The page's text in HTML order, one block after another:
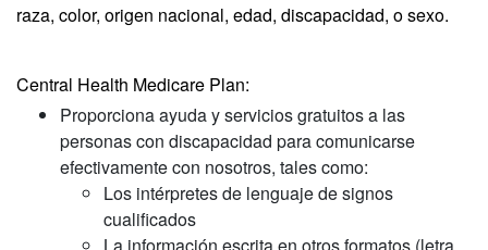
raza, color, origen nacional, edad, discapacidad, o sexo.
Central Health Medicare Plan:
Proporciona ayuda y servicios gratuitos a las
personas con discapacidad para comunicarse
efectivamente con nosotros, tales como:
Los intérpretes de lenguaje de signos
cualificados
La información escrita en otros formatos (letra